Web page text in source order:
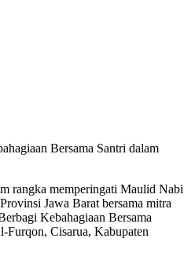
Bersama Santri dalam
memperingati Maulid Nabi
Jawa Barat bersama mitra
Kebahagiaan Bersama
Furqon, Cisarua, Kabupaten